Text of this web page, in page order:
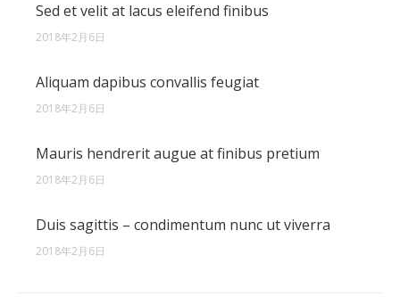
Sed et velit at lacus eleifend finibus
2018年2月6日
Aliquam dapibus convallis feugiat
2018年2月6日
Mauris hendrerit augue at finibus pretium
2018年2月6日
Duis sagittis – condimentum nunc ut viverra
2018年2月6日